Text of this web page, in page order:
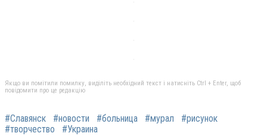
Якщо ви помітили помилку, виділіть необхідний текст і натисніть Ctrl + Enter, щоб
повідомити про це редакцію
#Славянск #новости #больница #мурал
#рисунок
#творчество
#Украина